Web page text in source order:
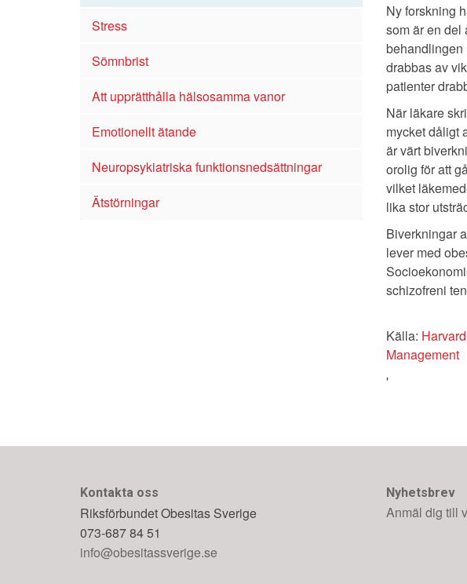
Stress
Sömnbrist
Att upprätthålla hälsosamma vanor
Emotionellt ätande
Neuropsykiatriska funktionsnedsättningar
Ätstörningar
Ny forskning
som är en del
behandlingen
drabbas av
patienter
När läkare
mycket dåligt
är värt
orolig för att
vilket
lika stor
Biverkningar
lever med
schizofreni
Källa:
Management
'
Kontakta oss
Riksförbundet Obesitas Sverige
073-687 84 51
info@obesitassverige.se
Nyhetsbrev
Anmäl dig till